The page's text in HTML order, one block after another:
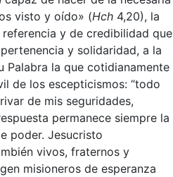
visto y oído» (Hch 4,20), la
y de credibilidad que
y solidaridad, a la
Palabra la que cotidianamente
de los escepticismos: “todo
de mis seguridades,
permanece siempre la
poder. Jesucristo
vivos, fraternos y
misioneros de esperanza